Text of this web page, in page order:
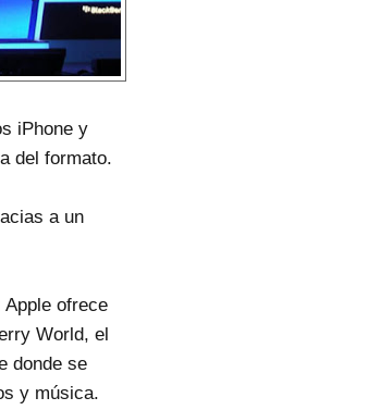
iPhone y
del formato.
a un
ofrece
World, el
donde se
y música.